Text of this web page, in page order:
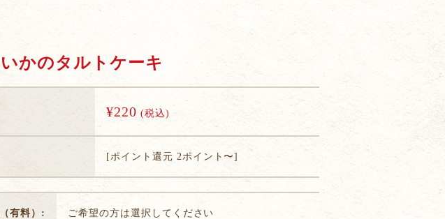
かのタルトケーキ
¥220 (税込)
[ポイント還元 2ポイント〜]
有料）: ご希望の方は選択してください